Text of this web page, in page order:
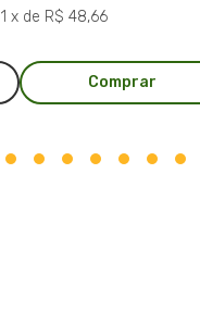
1 x de R$ 48,66
Comprar